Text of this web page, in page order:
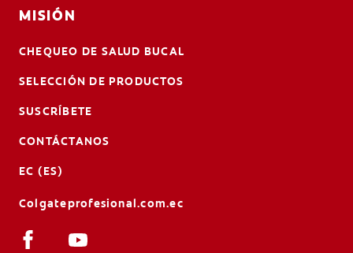
MISIÓN
CHEQUEO DE SALUD BUCAL
SELECCIÓN DE PRODUCTOS
SUSCRÍBETE
CONTÁCTANOS
EC (ES)
Colgateprofesional.com.ec